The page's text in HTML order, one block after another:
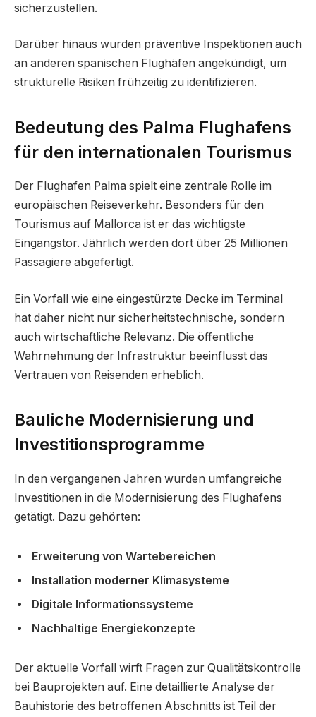
sicherzustellen.
Darüber hinaus wurden präventive Inspektionen auch
an anderen spanischen Flughäfen angekündigt, um
strukturelle Risiken frühzeitig zu identifizieren.
Bedeutung des Palma Flughafens
für den internationalen Tourismus
Der Flughafen Palma spielt eine zentrale Rolle im
europäischen Reiseverkehr. Besonders für den
Tourismus auf Mallorca ist er das wichtigste
Eingangstor. Jährlich werden dort über 25 Millionen
Passagiere abgefertigt.
Ein Vorfall wie eine eingestürzte Decke im Terminal
hat daher nicht nur sicherheitstechnische, sondern
auch wirtschaftliche Relevanz. Die öffentliche
Wahrnehmung der Infrastruktur beeinflusst das
Vertrauen von Reisenden erheblich.
Bauliche Modernisierung und
Investitionsprogramme
In den vergangenen Jahren wurden umfangreiche
Investitionen in die Modernisierung des Flughafens
getätigt. Dazu gehörten:
Erweiterung von Wartebereichen
Installation moderner Klimasysteme
Digitale Informationssysteme
Nachhaltige Energiekonzepte
Der aktuelle Vorfall wirft Fragen zur Qualitätskontrolle
bei Bauprojekten auf. Eine detaillierte Analyse der
Bauhistorie des betroffenen Abschnitts ist Teil der